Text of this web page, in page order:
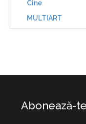
Cine
MULTIART
Abonează-